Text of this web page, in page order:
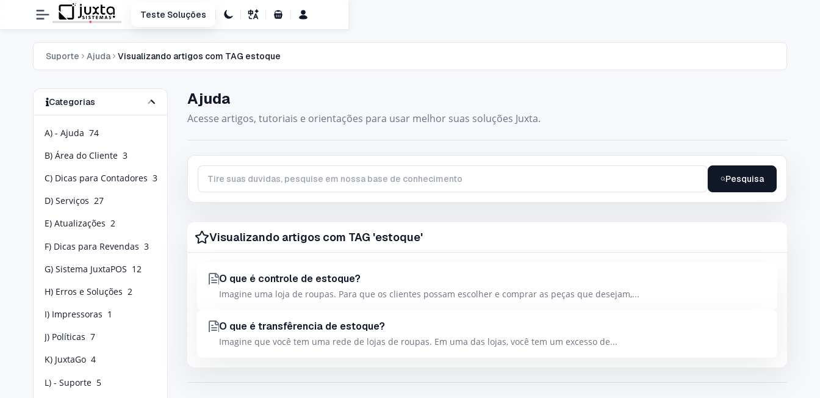
Teste Soluções
Carrinho de Compras
Suporte Ajuda Visualizando artigos com TAG estoque
Categorias
A) - Ajuda 74
B) Área do Cliente 3
C) Dicas para Contadores 3
D) Serviços 27
E) Atualizações 2
F) Dicas para Revendas 3
G) Sistema JuxtaPOS 12
H) Erros e Soluções 2
I) Impressoras 1
J) Políticas 7
K) JuxtaGo 4
L) - Suporte 5
Ajuda
Acesse artigos, tutoriais e orientações para usar melhor suas soluções Juxta.
Tire suas duvidas, pesquise em nossa base de conhecimento Pesquisa
Visualizando artigos com TAG 'estoque'
O que é controle de estoque?
Imagine uma loja de roupas. Para que os clientes possam escolher e comprar as peças que desejam,...
O que é transfêrencia de estoque?
Imagine que você tem uma rede de lojas de roupas. Em uma das lojas, você tem um excesso de...